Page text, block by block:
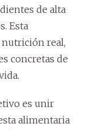
de alta
Esta
real,
concretas de
es unir
alimentaria